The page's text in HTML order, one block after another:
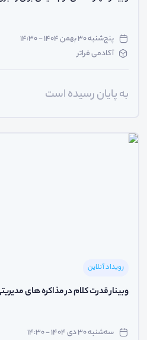
پنج‌شنبه ۳۰ بهمن ۱۴۰۴ - ۱۴:۳۰
آکادمی فراتر
به پایان رسیده است
رویداد آنلاین
وبینار قدرت کلام در مذاکره های
سه‌شنبه ۳۰ دی ۱۴۰۴ - ۱۴:۳۰